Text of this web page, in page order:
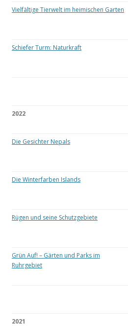
Vielfältige Tierwelt im heimischen Garten
Schiefer Turm: Naturkraft
2022
Die Gesichter Nepals
Die Winterfarben Islands
Rügen und seine Schutzgebiete
Grün Auf! – Gärten und Parks im
Ruhrgebiet
2021